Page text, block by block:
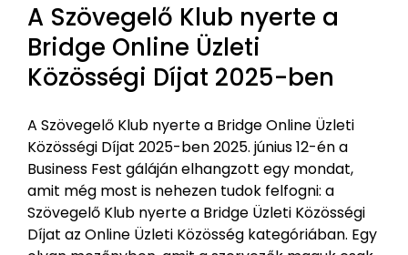
A Szövegelő Klub nyerte a
Bridge Online Üzleti
Közösségi Díjat 2025-ben
A Szövegelő Klub nyerte a Bridge Online Üzleti
Közösségi Díjat 2025-ben 2025. június 12-én a
Business Fest gáláján elhangzott egy mondat,
amit még most is nehezen tudok felfogni: a
Szövegelő Klub nyerte a Bridge Üzleti Közösségi
Díjat az Online Üzleti Közösség kategóriában. Egy